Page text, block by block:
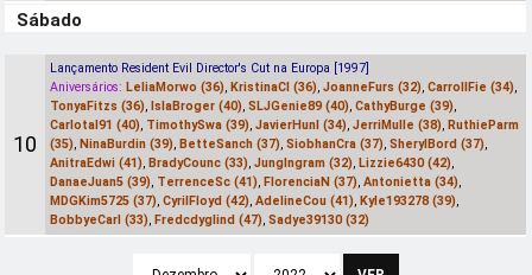
Sábado
10
Lançamento Resident Evil Director's Cut na Europa [1997]
Aniversários: LeliaMorwo (36),KristinaCl (36),JoanneFurs (32),CarrollFie (34),
TonyaFitzs (36),IslaBroger (40),SLJGenie89 (40),CathyBurge (39),
CarlotaI91 (40), TimothySwa (39),JavierHunl (34),JerriMulle (38),RuthieParm
(35),NinaBurdin (39),BetteSanch (37),SiobhanCra (37),SherylBord (37),
AnitraEdwi (41),BradyCounc (33),JungIngram (32),Lizzie6430 (42),
DanaeJuan5 (39), TerrenceSc (41),FlorenciaN (37),Antonietta (34),
MDGKim5725 (37),CyrilFloyd (42),AdelineCou (41),Kyle193278 (39),
BobbyeCarl (33),Fredсdyglind (47),Sadye39130 (32)